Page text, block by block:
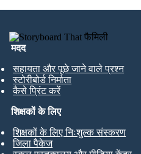
मदद
सहायता और पूछे जाने वाले प्रश्न
स्टोरीबोर्ड निर्माता
कैसे प्रिंट करें
शिक्षकों के लिए
शिक्षकों के लिए निःशुल्क संस्करण
जिला पैकेज